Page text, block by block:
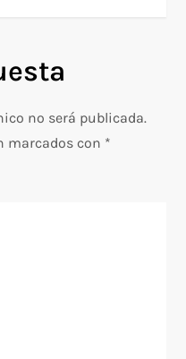
no será publicada.
marcados con *